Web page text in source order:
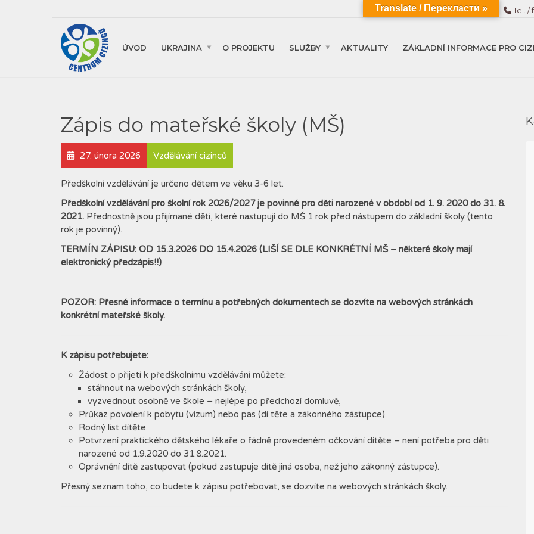
Tel. /
ÚVOD UKRAJINA O PROJEKTU SLUŽBY AKTUALITY ZÁKLADNÍ INFORMACE PRO
Zápis do mateřské školy (MŠ)
27. února 2026 Vzdělávání cizinců
Předškolní vzdělávání je určeno dětem ve věku 3-6 let.
Předškolní vzdělávání pro školní rok 2026/2027 je povinné pro děti narozené v období od 1. 9. 2020 do 31. 8.
2021. Přednostně jsou přijímané děti, které nastupují do MŠ 1 rok před nástupem do základní školy (tento
rok je povinný).
TERMÍN ZÁPISU: OD 15.3.2026 DO 15.4.2026 (LIŠÍ SE DLE KONKRÉTNÍ MŠ – některé školy mají
elektronický předzápis!!)
POZOR: Přesné informace o termínu a potřebných dokumentech se dozvíte na webových stránkách
konkrétní mateřské školy.
K zápisu potřebujete:
Žádost o přijetí k předškolnímu vzdělávání můžete:
stáhnout na webových stránkách školy,
vyzvednout osobně ve škole – nejlépe po předchozí domluvě,
Průkaz povolení k pobytu (vízum) nebo pas (dí těte a zákonného zástupce).
Rodný list dítěte.
Potvrzení praktického dětského lékaře o řádně provedeném očkování dítěte – není potřeba pro děti
narozené od 1.9.2020 do 31.8.2021.
Oprávnění dítě zastupovat (pokud zastupuje dítě jiná osoba, než jeho zákonný zástupce).
Přesný seznam toho, co budete k zápisu potřebovat, se dozvíte na webových stránkách školy.
Translate / Перекласти »